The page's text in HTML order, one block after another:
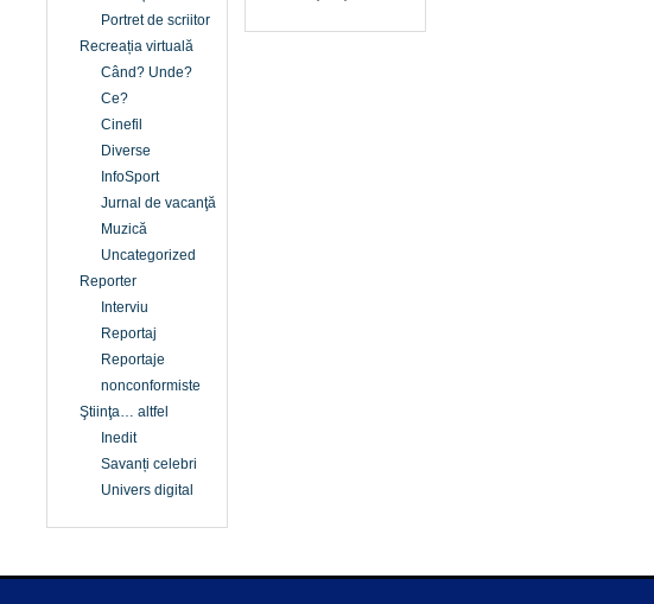
Portret de scriitor
Recreația virtuală
Când? Unde?
Ce?
Cinefil
Diverse
InfoSport
Jurnal de vacanţă
Muzică
Uncategorized
Reporter
Interviu
Reportaj
Reportaje
nonconformiste
Ştiinţa… altfel
Inedit
Savanți celebri
Univers digital